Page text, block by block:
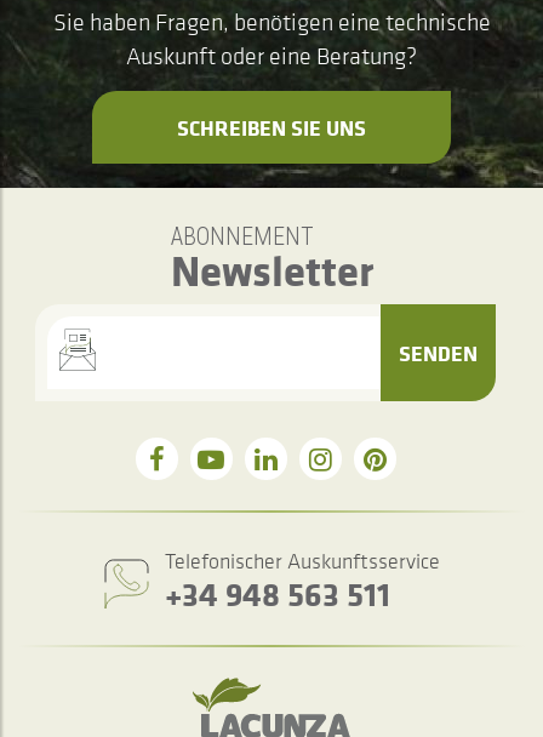
Sie haben Fragen, benötigen eine technische
Auskunft oder eine Beratung?
SCHREIBEN SIE UNS
ABONNEMENT
Newsletter
SENDEN
Telefonischer Auskunftsservice
+34 948 563 511